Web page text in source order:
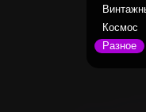
Космос
Разное